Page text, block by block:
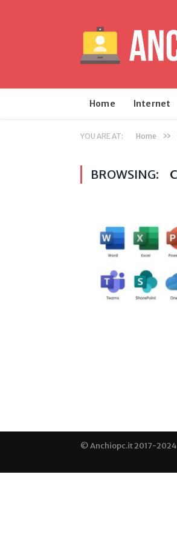
Home Internet
YOU ARE AT: Home »
BROWSING:
© Anchiopc.it 2017-